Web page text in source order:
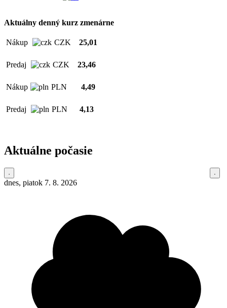
Aktuálny denný kurz zmenárne
Nákup CZK 25,01
Predaj CZK 23,46
Nákup PLN 4,49
Predaj PLN 4,13
Aktuálne počasie
dnes, piatok 7. 8. 2026